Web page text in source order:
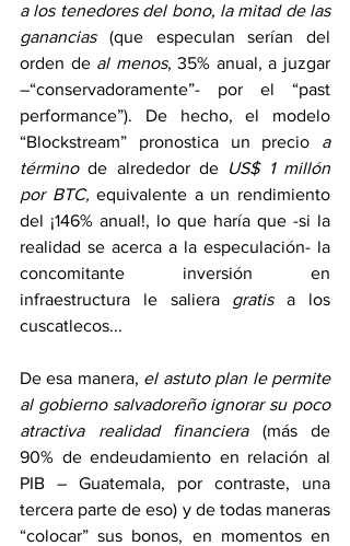
a los tenedores del bono, la mitad de las
ganancias (que especulan serían del
orden de al menos, 35% anual, a juzgar
–“conservadoramente”- por el “past
performance”). De hecho, el modelo
“Blockstream” pronostica un precio a
término de alrededor de US$ 1 millón
por BTC, equivalente a un rendimiento
del ¡146% anual!, lo que haría que -si la
realidad se acerca a la especulación- la
concomitante inversión en
infraestructura le saliera gratis a los
cuscatlecos...
De esa manera, el astuto plan le permite
al gobierno salvadoreño ignorar su poco
atractiva realidad financiera (más de
90% de endeudamiento en relación al
PIB – Guatemala, por contraste, una
tercera parte de eso) y de todas maneras
“colocar” sus bonos, en momentos en